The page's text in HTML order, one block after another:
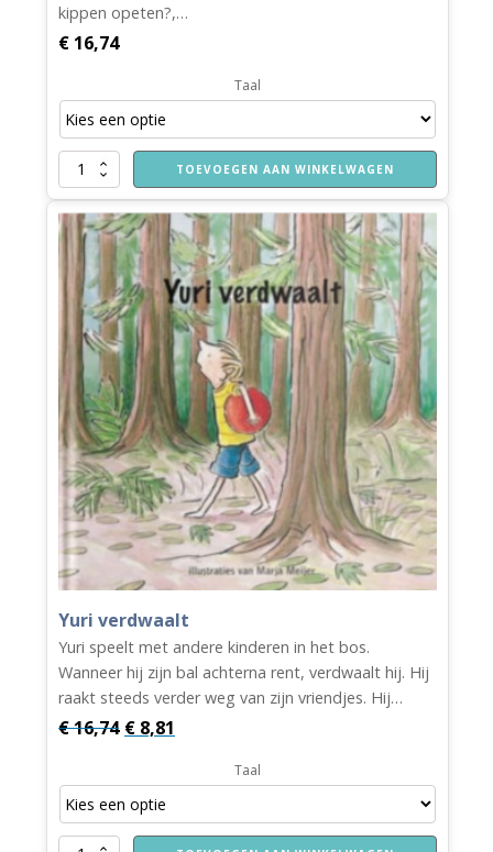
kippen opeten?,…
€ 16,74
Taal
met
ranja
aantal
TOEVOEGEN AAN WINKELWAGEN
Yuri verdwaalt
Yuri speelt met andere kinderen in het bos.
Wanneer hij zijn bal achterna rent, verdwaalt hij. Hij
raakt steeds verder weg van zijn vriendjes. Hij…
€16,74 Oorspronkelijke
was:
€ 16,74.
€ 8,81
is:
€ 8,81.
Taal